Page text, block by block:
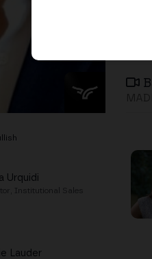
Urquidi
Institutional Sales
Lauder